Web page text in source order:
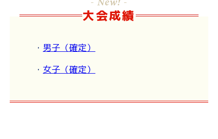
- New! -
大会成績
・ 男子（確定）
・ 女子（確定）